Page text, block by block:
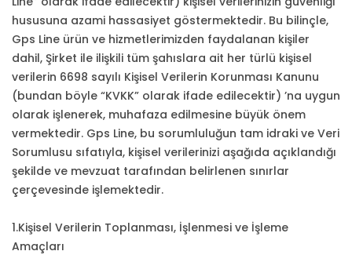
hususuna azami hassasiyet göstermektedir. Bu bilinçle,
Gps Line ürün ve hizmetlerimizden faydalanan kişiler
dahil, Şirket ile ilişkili tüm şahıslara ait her türlü kişisel
verilerin 6698 sayılı Kişisel Verilerin Korunması Kanunu
(bundan böyle “KVKK” olarak ifade edilecektir) ’na uygun
olarak işlenerek, muhafaza edilmesine büyük önem
vermektedir. Gps Line, bu sorumluluğun tam idraki ve Veri
Sorumlusu sıfatıyla, kişisel verilerinizi aşağıda açıklandığı
şekilde ve mevzuat tarafından belirlenen sınırlar
çerçevesinde işlemektedir.
1.Kişisel Verilerin Toplanması, İşlenmesi ve İşleme
Amaçları